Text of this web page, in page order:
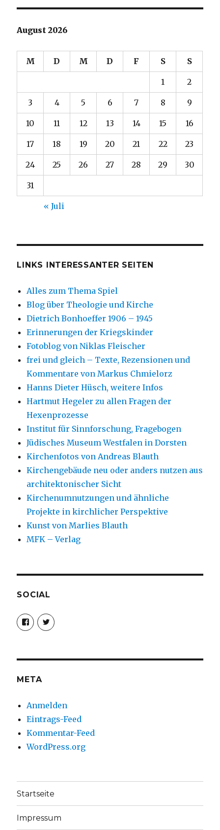
August 2026
M D M D F S S
1 2
3 4 5 6 7 8 9
10 11 12 13 14 15 16
17 18 19 20 21 22 23
24 25 26 27 28 29 30
31
« Juli
LINKS INTERESSANTER SEITEN
Alles zum Thema Spiel
Blog über Theologie und Kirche
Dietrich Bonhoeffer 1906 – 1945
Erinnerungen der Kriegskinder
Fotoblog von Niklas Fleischer
frei und gleich – Texte, Rezensionen und
Kommentare von Markus Chmielorz
Hanns Dieter Hüsch, weitere Infos
Hartmut Hegeler zu allen Fragen der
Hexenprozesse
Institut für Sinnforschung, Fragebogen
Jüdisches Museum Westfalen in Dorsten
Kirchenfotos von Andreas Blauth
Kirchengebäude neu oder anders nutzen aus
architektonischer Sicht
Kirchenumnutzungen und ähnliche
Projekte in kirchlicher Perspektive
Kunst von Marlies Blauth
MFK – Verlag
SOCIAL
Profil
von
christoph.fleischer1
anzeigen
Profil
von
anzeigen
META
Anmelden
Eintrags-Feed
Kommentar-Feed
WordPress.org
Startseite
Impressum